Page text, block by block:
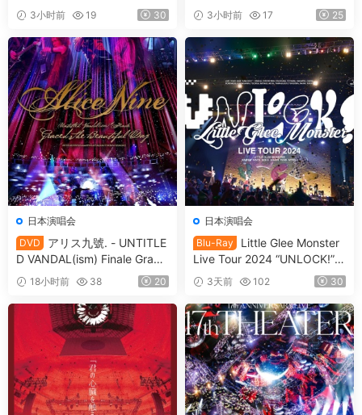
购原盘] [BDISO 36.6GB]
3小时前 19 30
＋Blu-ray] [2021.09.22] [自
购原盘] [DBISO 22.5GB]
3小时前 17 25
日本演唱会
DVD
アリス九號. - UNTITLE
D VANDAL(ism) Finale Grace
d The Beautiful Day Limited
Edition [2009.11.11] [3DVD I
SO 7.53GB]
18小时前 38 20
日本演唱会
Blu-Ray
Little Glee Monster
Live Tour 2024 “UNLOCK!”
[2024.07.06] [自购原盘] [BDI
SO 39.8GB]
3天前 102 30